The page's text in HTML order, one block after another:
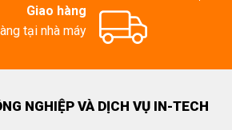
Giao hàng
tại nhà máy
NGHIỆP VÀ DỊCH VỤ IN-TECH